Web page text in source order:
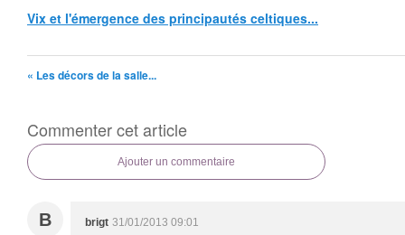
Vix et l'émergence des principautés celtiques...
« Les décors de la salle...
Commenter cet article
Ajouter un commentaire
B brigt 31/01/2013 09:01